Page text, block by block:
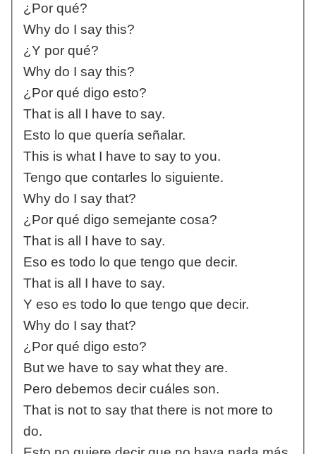
¿Por qué?
Why do I say this?
¿Y por qué?
Why do I say this?
¿Por qué digo esto?
That is all I have to say.
Esto lo que quería señalar.
This is what I have to say to you.
Tengo que contarles lo siguiente.
Why do I say that?
¿Por qué digo semejante cosa?
That is all I have to say.
Eso es todo lo que tengo que decir.
That is all I have to say.
Y eso es todo lo que tengo que decir.
Why do I say that?
¿Por qué digo esto?
But we have to say what they are.
Pero debemos decir cuáles son.
That is not to say that there is not more to
do.